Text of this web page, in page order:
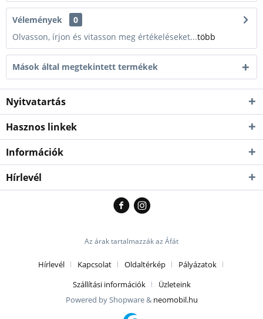
Vélemények
0
Olvasson, írjon és vitasson meg értékeléseket...több
Mások által megtekintett termékek
Nyitvatartás
Hasznos linkek
Információk
Hírlevél
Az árak tartalmazzák az Áfát
Hírlevél Kapcsolat Oldaltérkép
Pályázatok
Szállítási információk
Üzleteink
Powered by Shopware & neomobil.hu